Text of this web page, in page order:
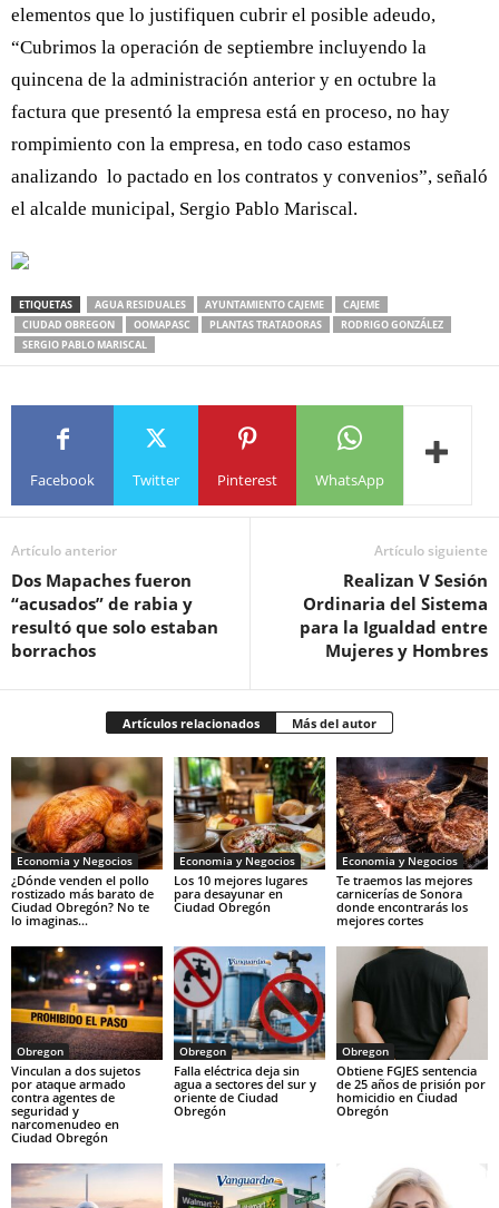
elementos que lo justifiquen cubrir el posible adeudo,
“Cubrimos la operación de septiembre incluyendo la
quincena de la administración anterior y en octubre la
factura que presentó la empresa está en proceso, no hay
rompimiento con la empresa, en todo caso estamos
analizando lo pactado en los contratos y convenios”, señaló
el alcalde municipal, Sergio Pablo Mariscal.
ETIQUETAS AGUA RESIDUALES AYUNTAMIENTO CAJEME
CAJEME
CIUDAD OBREGON
OOMAPASC PLANTAS TRATADORAS
RODRIGO GONZÁLEZ
SERGIO PABLO MARISCAL
Facebook Twitter Pinterest WhatsApp
Artículo anterior
Dos Mapaches fueron
“acusados” de rabia y
resultó que solo estaban
borrachos
Artículo siguiente
Realizan V Sesión
Ordinaria del Sistema
para la Igualdad entre
Mujeres y Hombres
Artículos relacionados Más del autor
Economia y Negocios
¿Dónde venden el pollo
rostizado más barato de
Ciudad Obregón? No te
lo imaginas…
Economia y Negocios
Los 10 mejores lugares
para desayunar en
Ciudad Obregón
Economia y Negocios
Te traemos las mejores
carnicerías de Sonora
donde encontrarás los
mejores cortes
Obregon
Vinculan a dos sujetos
por ataque armado
contra agentes de
seguridad y
narcomenudeo en
Ciudad Obregón
Obregon
Falla eléctrica deja sin
agua a sectores del sur y
oriente de Ciudad
Obregón
Obregon
Obtiene FGJES sentencia
de 25 años de prisión por
homicidio en Ciudad
Obregón